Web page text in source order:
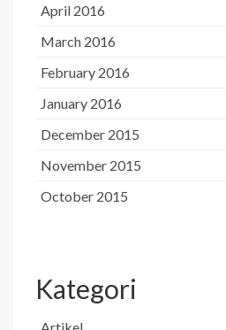
April 2016
March 2016
February 2016
January 2016
December 2015
November 2015
October 2015
Kategori